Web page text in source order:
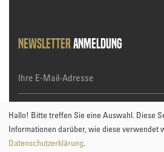
NewsletterAnmeldung
Hallo! Bitte treffen Sie eine Auswahl. Diese
Informationen darüber, wie diese verwendet
Datenschutzerklärung.